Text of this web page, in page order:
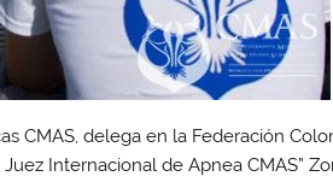
CMAS, delega en la Federación
Internacional de Apnea CMAS”